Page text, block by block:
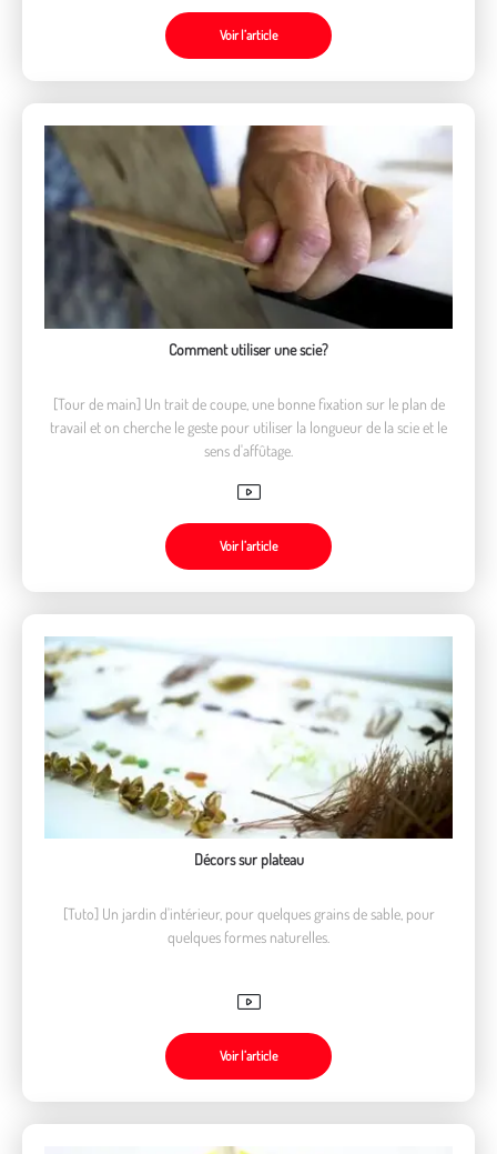
Voir l’article
Comment utiliser une scie?
[Tour de main] Un trait de coupe, une bonne fixation sur le plan de
travail et on cherche le geste pour utiliser la longueur de la scie et le
sens d'affûtage.
Voir l’article
Décors sur plateau
[Tuto] Un jardin d'intérieur, pour quelques grains de sable, pour
quelques formes naturelles.
Voir l’article